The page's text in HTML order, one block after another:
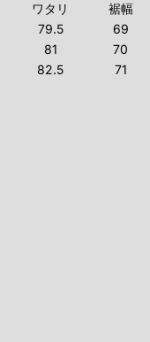
ワタリ
裾幅
79.5
69
81
70
82.5 71